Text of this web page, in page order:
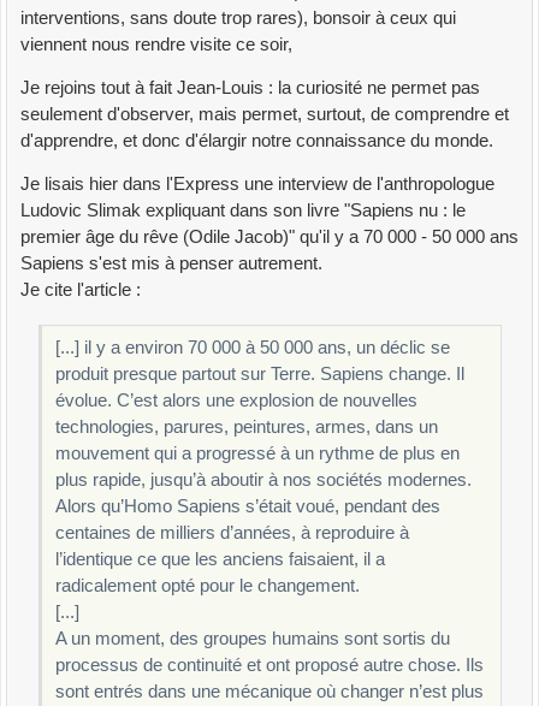
interventions, sans doute trop rares), bonsoir à ceux qui
viennent nous rendre visite ce soir,
Je rejoins tout à fait Jean-Louis : la curiosité ne permet pas
seulement d'observer, mais permet, surtout, de comprendre et
d'apprendre, et donc d'élargir notre connaissance du monde.
Je lisais hier dans l'Express une interview de l'anthropologue
Ludovic Slimak expliquant dans son livre "Sapiens nu : le
premier âge du rêve (Odile Jacob)" qu'il y a 70 000 - 50 000 ans
Sapiens s'est mis à penser autrement.
Je cite l'article :
[...] il y a environ 70 000 à 50 000 ans, un déclic se
produit presque partout sur Terre. Sapiens change. Il
évolue. C’est alors une explosion de nouvelles
technologies, parures, peintures, armes, dans un
mouvement qui a progressé à un rythme de plus en
plus rapide, jusqu’à aboutir à nos sociétés modernes.
Alors qu’Homo Sapiens s’était voué, pendant des
centaines de milliers d’années, à reproduire à
l’identique ce que les anciens faisaient, il a
radicalement opté pour le changement.
[...]
A un moment, des groupes humains sont sortis du
processus de continuité et ont proposé autre chose. Ils
sont entrés dans une mécanique où changer n’est plus